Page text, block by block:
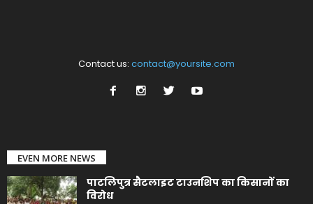
Contact us: contact@yoursite.com
EVEN MORE NEWS
पाटलिपुत्र सैटलाइट टाउनशिप का किसानों का
विरोध